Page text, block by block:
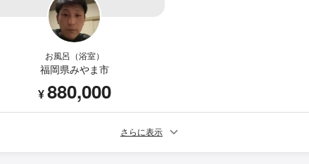
お風呂（浴室）
福岡県みやま市
¥880,000
さらに表示